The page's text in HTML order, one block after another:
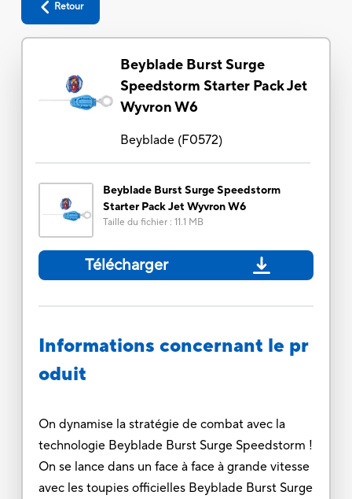
Retour
Beyblade Burst Surge
Speedstorm Starter Pack Jet
Wyvron W6
Beyblade(F0572)
Beyblade Burst Surge Speedstorm
Starter Pack Jet Wyvron W6
Taille du fichier: 11.1 MB
Télécharger
Informations concernant le pr
oduit
On dynamise la stratégie de combat avec la
technologie Beyblade Burst Surge Speedstorm !
On se lance dans un face à face à grande vitesse
avec les toupies officielles Beyblade Burst Surge